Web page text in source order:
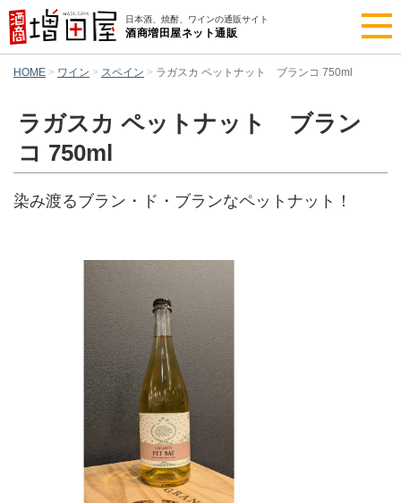
日本酒、焼酎、ワインの通販サイト
酒商増田屋ネット通販
HOME ワイン スペイン ラガスカ ペットナット ブランコ 750ml
ラガスカ ペットナット ブラン
コ 750ml
染み渡るブラン・ド・ブランなペットナット！